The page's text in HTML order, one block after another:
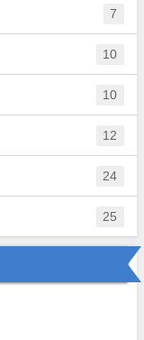
7
10
10
12
24
25